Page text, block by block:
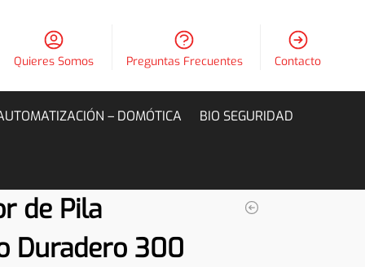
Quieres Somos Preguntas Frecuentes Contacto
– DOMÓTICA BIO SEGURIDAD
de Pila
Duradero 300